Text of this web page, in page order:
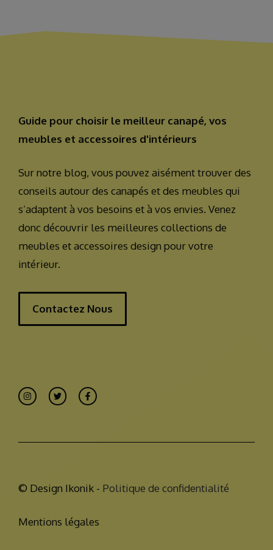
Guide pour choisir le meilleur canapé, vos
meubles et accessoires d'intérieurs
Sur notre blog, vous pouvez aisément trouver des
conseils autour des canapés et des meubles qui
s’adaptent à vos besoins et à vos envies. Venez
donc découvrir les meilleures collections de
meubles et accessoires design pour votre
intérieur.
Contactez Nous
© Design Ikonik - Politique de confidentialité
Mentions légales